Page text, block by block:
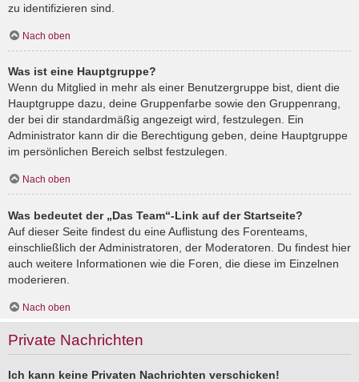
zu identifizieren sind.
Nach oben
Was ist eine Hauptgruppe?
Wenn du Mitglied in mehr als einer Benutzergruppe bist, dient die
Hauptgruppe dazu, deine Gruppenfarbe sowie den Gruppenrang,
der bei dir standardmäßig angezeigt wird, festzulegen. Ein
Administrator kann dir die Berechtigung geben, deine Hauptgruppe
im persönlichen Bereich selbst festzulegen.
Nach oben
Was bedeutet der „Das Team“-Link auf der Startseite?
Auf dieser Seite findest du eine Auflistung des Forenteams,
einschließlich der Administratoren, der Moderatoren. Du findest hier
auch weitere Informationen wie die Foren, die diese im Einzelnen
moderieren.
Nach oben
Private Nachrichten
Ich kann keine Privaten Nachrichten verschicken!